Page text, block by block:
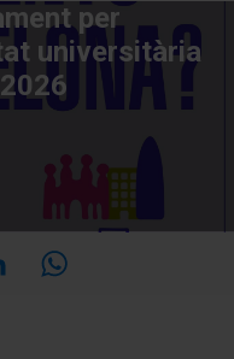
per
universitària
LinkedIn